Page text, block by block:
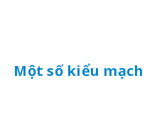
Một số kiểu